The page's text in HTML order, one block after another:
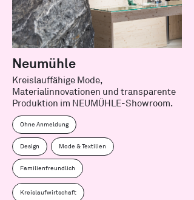
Neumühle
Kreislauffähige Mode,
Materialinnovationen und transparente
Produktion im NEUMÜHLE-Showroom.
Ohne Anmeldung
Design Mode & Textilien
Familienfreundlich
Kreislaufwirtschaft